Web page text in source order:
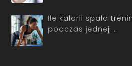
Ile kalorii spala
podczas jednej …